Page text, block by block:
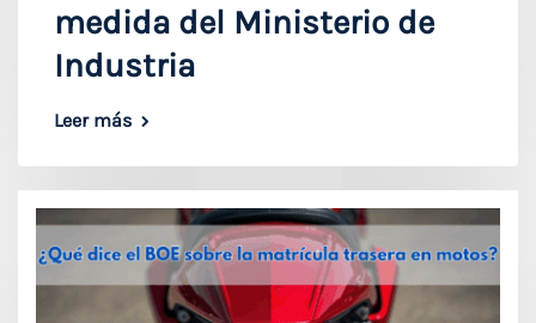
medida del Ministerio de
Industria
Leer más